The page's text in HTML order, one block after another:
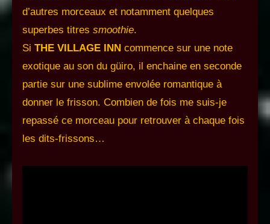
d’autres morceaux et notamment quelques
superbes titres smoothie.
Si THE VILLAGE INN commence sur une note
exotique au son du güiro, il enchaine en seconde
partie sur une sublime envolée romantique à
donner le frisson. Combien de fois me suis-je
repassé ce morceau pour retrouver à chaque fois
les dits-frissons…